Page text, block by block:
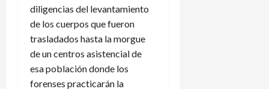
diligencias del levantamiento
de los cuerpos que fueron
trasladados hasta la morgue
de un centros asistencial de
esa población donde los
forenses practicarán la